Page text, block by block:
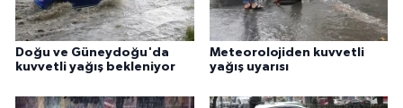
Doğu ve Güneydoğu'da
kuvvetli yağış bekleniyor
Meteorolojiden kuvvetli
yağış uyarısı